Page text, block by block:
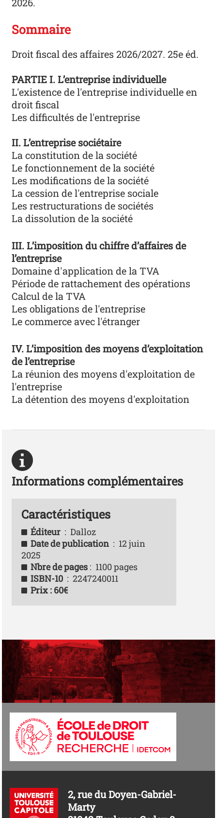
2026.
Sommaire
Droit fiscal des affaires 2026/2027. 25e éd.
PARTIE I. L’entreprise individuelle
L'existence de l'entreprise individuelle en
droit fiscal
Les difficultés de l'entreprise
II. L’entreprise sociétaire
La constitution de la société
Le fonctionnement de la société
Les modifications de la société
La cession de l'entreprise sociale
Les restructurations de sociétés
La dissolution de la société
III. L’imposition du chiffre d’affaires de
l’entreprise
Domaine d'application de la TVA
Période de rattachement des opérations
Calcul de la TVA
Les obligations de l'entreprise
Le commerce avec l'étranger
IV. L’imposition des moyens d’exploitation
de l’entreprise
La réunion des moyens d'exploitation de
l'entreprise
La détention des moyens d'exploitation
Informations complémentaires
Caractéristiques
Éditeur ‏ : ‎ Dalloz
Date de publication
2025
Nbre de pages ‏ : ‎ 1100 pages
ISBN-10 ‏ : ‎ 2247240011
Prix : 60€
2, rue du Doyen-Gabriel-
Marty